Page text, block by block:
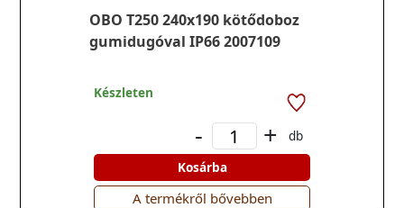
OBO T250 240x190 kötődoboz
gumidugóval IP66 2007109
Készleten
- +
db
Kosárba
A termékről bővebben